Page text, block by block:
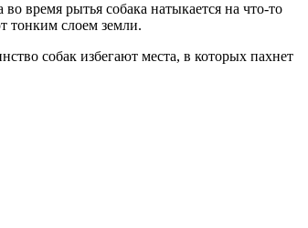
время рытья собака натыкается на что-то
тонким слоем земли.
собак избегают места, в которых пахнет